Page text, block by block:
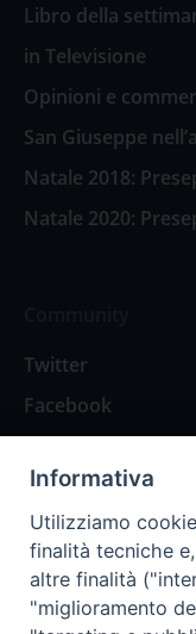
Libro della
in Televisione
Opinioni e
San Giuseppe
Natale 2018:
Natale 2020:
Twitter
Facebook
Contattaci
Spazio Lettori
Eventi
Informativa
Utilizziamo
finalità tecniche
altre finalità
"miglioramento